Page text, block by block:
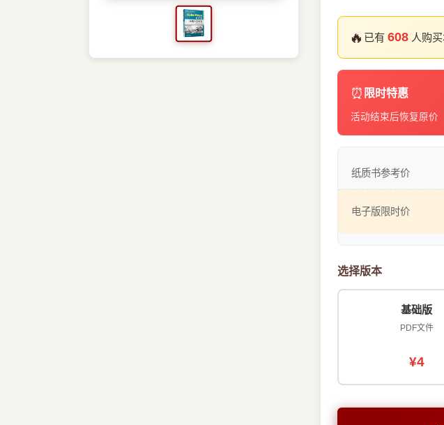
🔥 已有 608人购买
⏰ 限时特惠
活动结束后恢复原价
纸质书参考价
电子版限时价
选择版本
基础版
PDF文件
¥4